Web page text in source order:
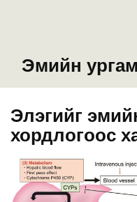
Эмийн
Элэгийг
хордлогоос